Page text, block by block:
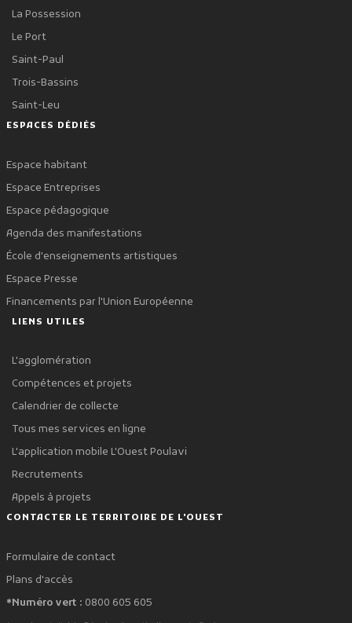
La Possession
Le Port
Saint-Paul
Trois-Bassins
Saint-Leu
ESPACES DÉDIÉS
Espace habitant
Espace Entreprises
Espace pédagogique
Agenda des manifestations
École d'enseignements artistiques
Espace Presse
Financements par l'Union Européenne
LIENS UTILES
L'agglomération
Compétences et projets
Calendrier de collecte
Tous mes services en ligne
L'application mobile L'Ouest Poulavi
Recrutements
Appels à projets
CONTACTER LE TERRITOIRE DE L'OUEST
Formulaire de contact
Plans d'accès
*Numéro vert : 0800 605 605